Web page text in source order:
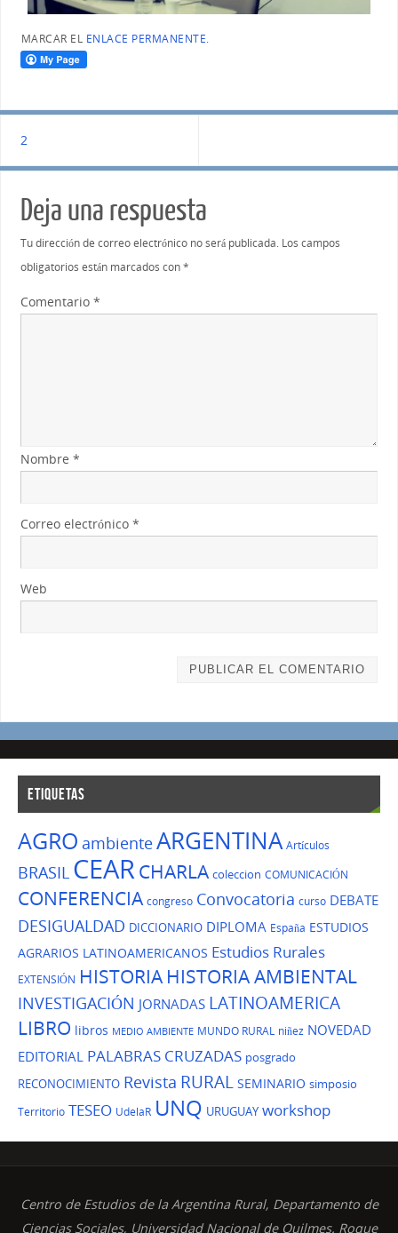
MARCAR EL ENLACE PERMANENTE.
2
Deja una respuesta
Tu dirección de correo electrónico no será publicada. Los campos
obligatorios están marcados con*
Comentario *
Nombre *
Correo electrónico *
Web
ETIQUETAS
AGRO ambienteARGENTINA Artículos
BRASIL CEARCHARLA coleccion COMUNICACIÓN
CONFERENCIA congreso Convocatoria curso DEBATE
DESIGUALDAD DICCIONARIO DIPLOMA España ESTUDIOS
AGRARIOS LATINOAMERICANOS Estudios Rurales
EXTENSIÓN HISTORIA HISTORIA AMBIENTAL
INVESTIGACIÓN JORNADAS LATINOAMERICA
LIBRO libros MEDIO AMBIENTE MUNDO RURAL niñez NOVEDAD
EDITORIAL PALABRAS CRUZADAS posgrado
RECONOCIMIENTO Revista RURAL SEMINARIO simposio
Territorio TESEO UdelaR UNQ URUGUAY workshop
Centro de Estudios de la Argentina Rural, Departamento de
Ciencias Sociales, Universidad Nacional de Quilmes. Roque